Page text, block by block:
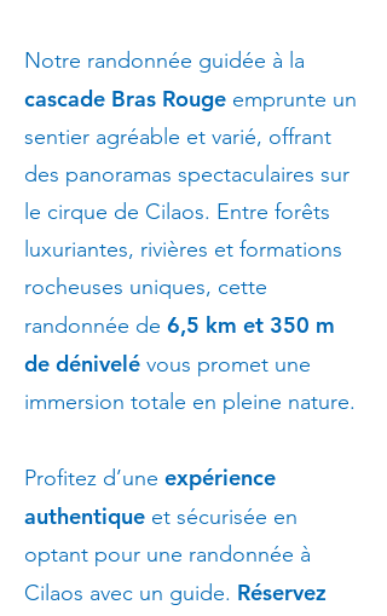
Notre randonnée guidée à la
cascade Bras Rouge emprunte un
sentier agréable et varié, offrant
des panoramas spectaculaires sur
le cirque de Cilaos. Entre forêts
luxuriantes, rivières et formations
rocheuses uniques, cette
randonnée de 6,5 km et 350 m
de dénivelé vous promet une
immersion totale en pleine nature.
Profitez d’une expérience
authentique et sécurisée en
optant pour une randonnée à
Cilaos avec un guide. Réservez